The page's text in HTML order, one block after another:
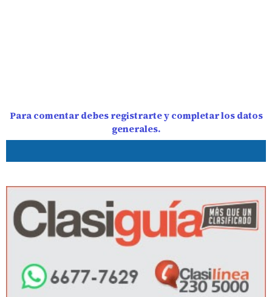
Para comentar debes registrarte y completar los datos
generales.